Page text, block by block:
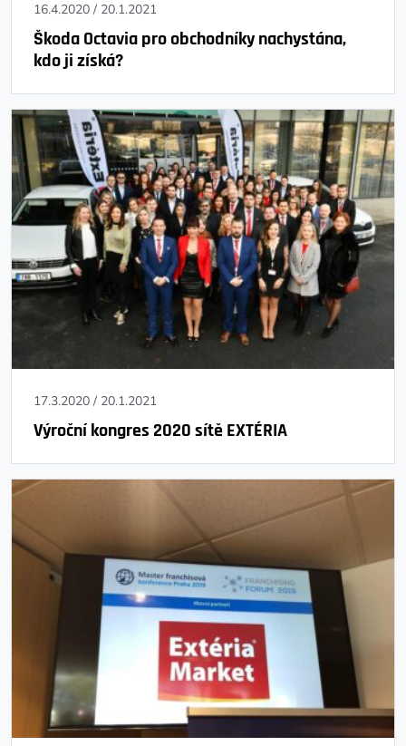
16.4.2020 / 20.1.2021
Škoda Octavia pro obchodníky nachystána,
kdo ji získá?
17.3.2020 / 20.1.2021
Výroční kongres 2020 sítě EXTÉRIA